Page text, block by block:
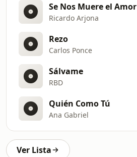
Se Nos Muere el Amor
Ricardo Arjona
Rezo
Carlos Ponce
Sálvame
RBD
Quién Como Tú
Ana Gabriel
Ver Lista